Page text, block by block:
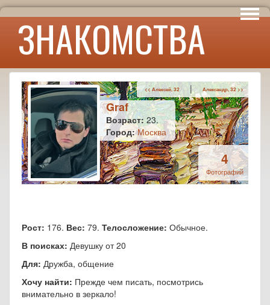
ЗНАКОМСТВА
Интересы
Юмор
Graf
Возраст:23.
Город: Москва
<< Алексей, 32 | Александр, 32 >>
4
Фотографий
Рост: 176. Вес: 79. Телосложение: Обычное.
В поисках: Девушку от 20
Для: Дружба, общение
Хочу найти: Прежде чем писать, посмотрись
внимательно в зеркало!